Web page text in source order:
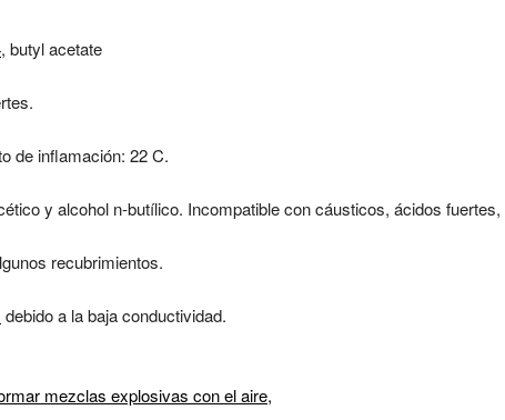
, butyl acetate
de inflamación: 22 C.
y alcohol n-butílico. Incompatible con cáusticos, ácidos fuertes,
recubrimientos.
debido a la baja conductividad.
mezclas explosivas con el aire,